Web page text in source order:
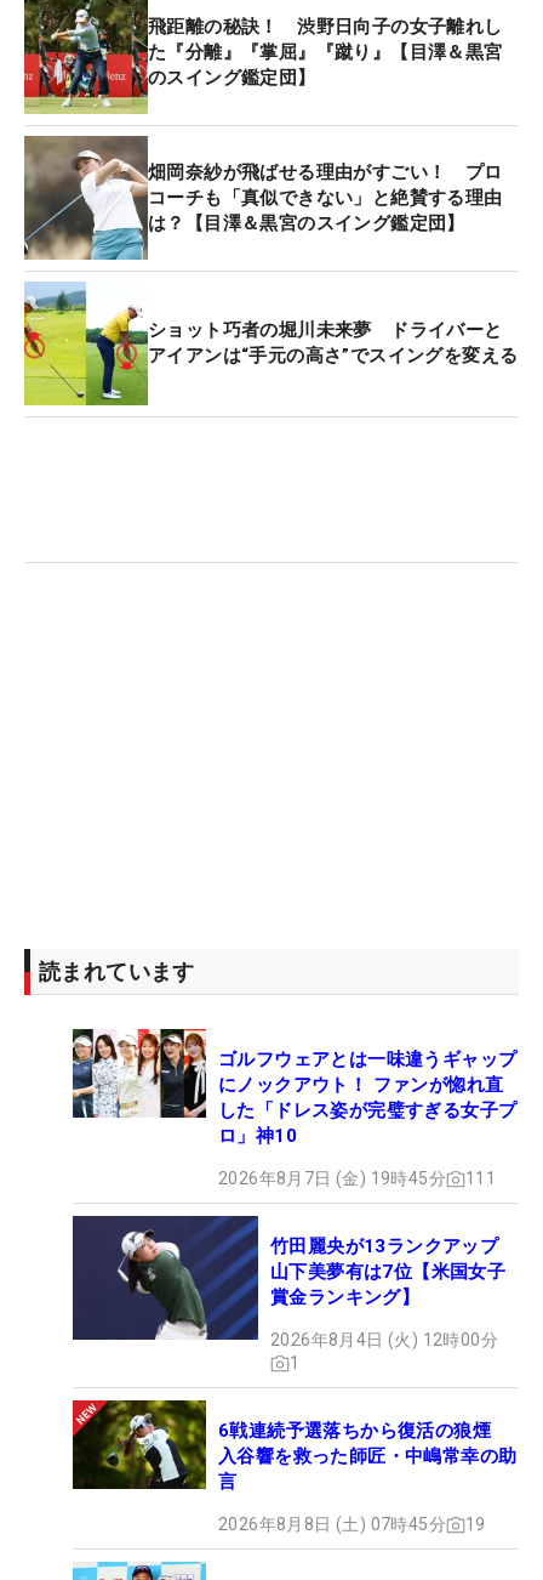
が散らばるばかりか、当たっても飛距離が出ない。
一般ゴルファーでもできるハンドファーストを作る
練習として河本が教えてくれたのが、右手と左手を
離して握るスプリットハンド。「スプリットハンド
でドライバーを打つ練習は私もよく行っています。
普通に握るよりも両手首の形を固定できるため、右
手でコネる動きがなくなるのです。肩から肩までの
ハーフショットで打ちましょう」。小さなスイング
なのに、河本が打ったボールは200ヤード付近まで
飛んでいく。効率的にインパクトできているのだろ
う。
飛距離の秘訣！ 渋野日向子の女子離れし
た『分離』『掌屈』『蹴り』【目澤＆黒宮
のスイング鑑定団】
畑岡奈紗が飛ばせる理由がすごい！ プロ
コーチも「真似できない」と絶賛する理由
は？【目澤＆黒宮のスイング鑑定団】
ショット巧者の堀川未来夢 ドライバーと
アイアンは“手元の高さ”でスイングを変える
読まれています
ゴルフウェアとは一味違うギャップ
にノックアウト！ ファンが惚れ直
した「ドレス姿が完璧すぎる女子プ
ロ」神10
2026年8月7日 (金) 19時45分 111
竹田麗央が13ランクアップ
山下美夢有は7位【米国女子
賞金ランキング】
2026年8月4日 (火) 12時00分
1
6戦連続予選落ちから復活の狼煙
入谷響を救った師匠・中嶋常幸の助
言
2026年8月8日 (土) 07時45分 19